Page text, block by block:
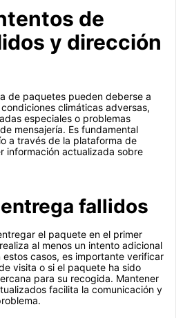
de
y dirección
de paquetes pueden deberse a
climáticas adversas,
especiales o problemas
mensajería. Es fundamental
a través de la plataforma de
información actualizada sobre
fallidos
el paquete en el primer
al menos un intento adicional
estos casos, es importante verificar
visita o si el paquete ha sido
para su recogida. Mantener
facilita la comunicación y